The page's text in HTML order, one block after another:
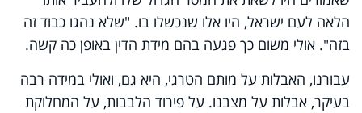
הלאה לעם ישראל, היו אלו שנכשלו בו. "שלא נהגו כבוד זה
בזה". אולי משום כך פגעה בהם מידת הדין באופן כה קשה.
עבורנו, האבלות על מותם הטרגי, היא גם, ואולי במידה רבה
בעיקר, אבלות על מצבנו. על פירוד הלבבות, על המחלוקת